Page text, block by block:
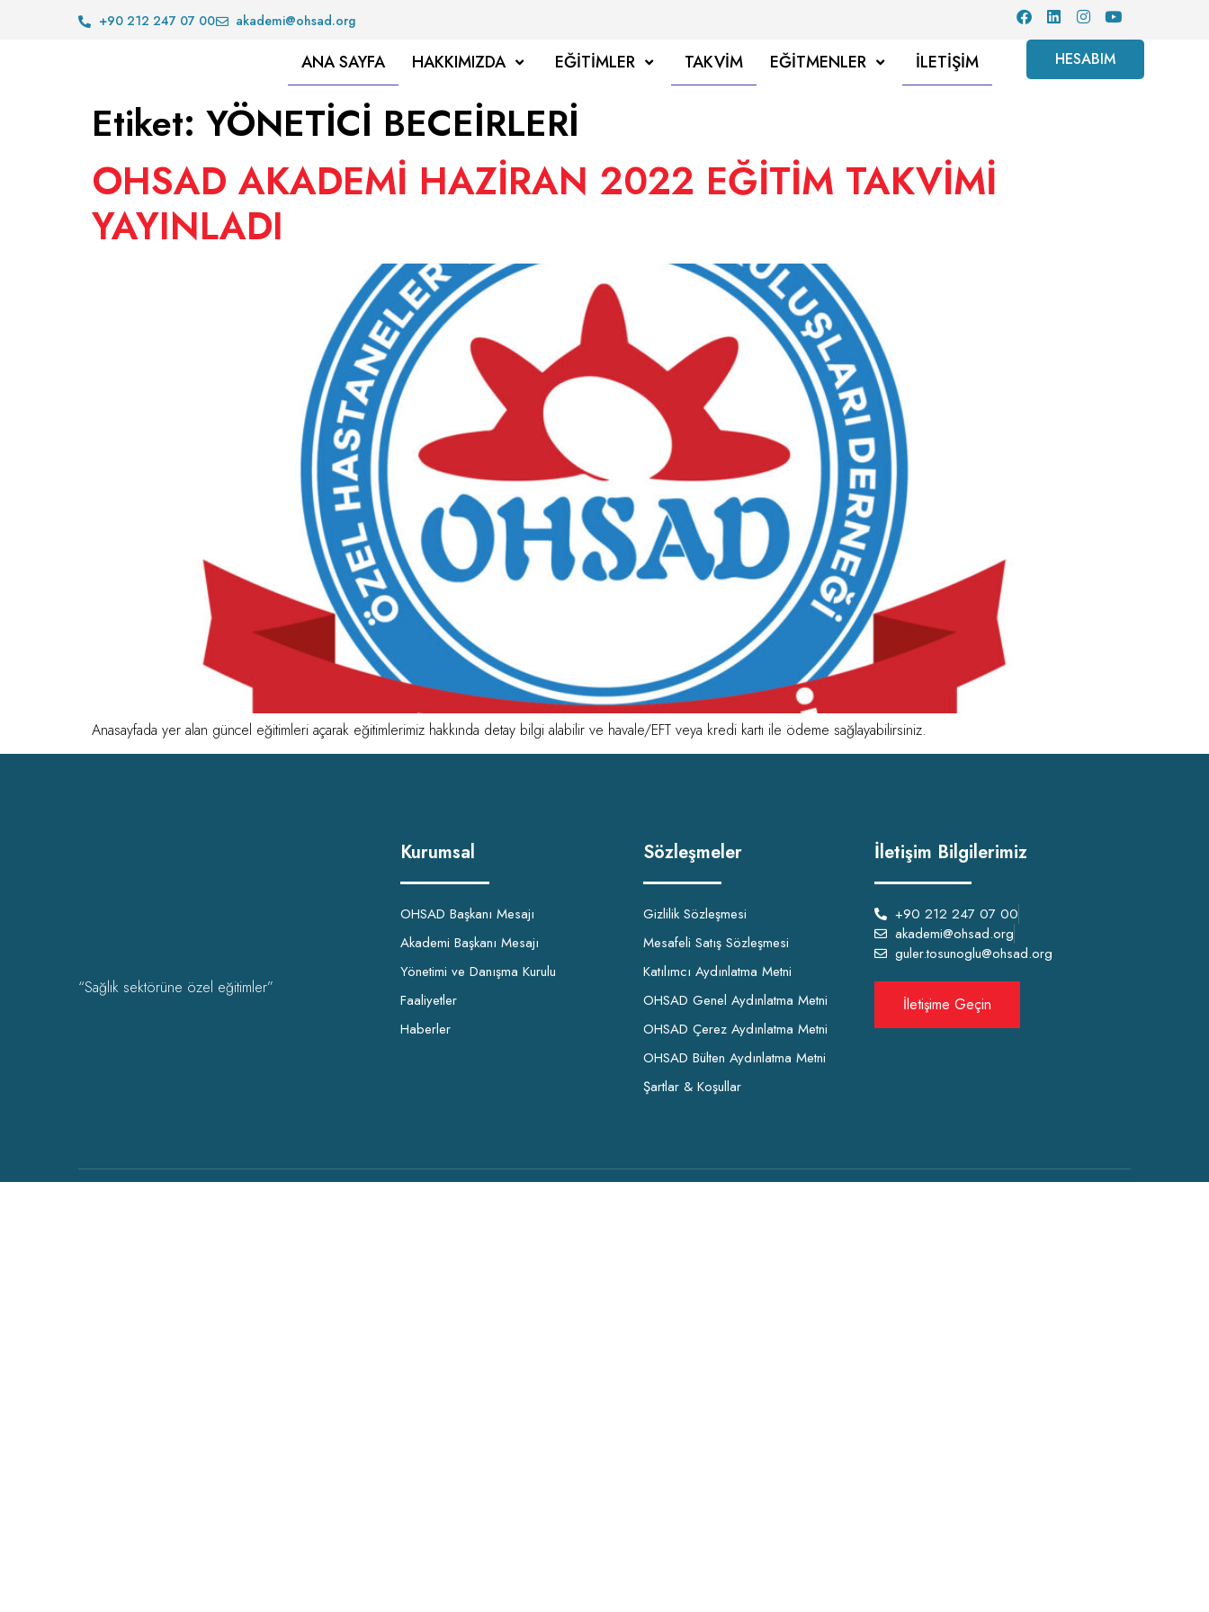
+90 212 247 07 00 akademi@ohsad.org
ANA SAYFA HAKKIMIZDA EĞITIMLER TAKVIM EĞITMENLER İLETIŞIM HESABIM
Etiket: YÖNETİCİ BECEİRLERİ
OHSAD AKADEMİ HAZİRAN 2022 EĞİTİM TAKVİMİ
YAYINLADI
Anasayfada yer alan güncel eğitimleri açarak eğitimlerimiz hakkında detay bilgi alabilir ve havale/EFT veya kredi kartı ile ödeme sağlayabilirsiniz.
“Sağlık sektörüne özel eğitimler”
Kurumsal
OHSAD Başkanı Mesajı
Akademi Başkanı Mesajı
Yönetimi ve Danışma Kurulu
Faaliyetler
Haberler
Sözleşmeler
Gizlilik Sözleşmesi
Mesafeli Satış Sözleşmesi
Katılımcı Aydınlatma Metni
OHSAD Genel Aydınlatma Metni
OHSAD Çerez Aydınlatma Metni
OHSAD Bülten Aydınlatma Metni
Şartlar & Koşullar
İletişim Bilgilerimiz
+90 212 247 07 00
akademi@ohsad.org
guler.tosunoglu@ohsad.org
İletişime Geçin